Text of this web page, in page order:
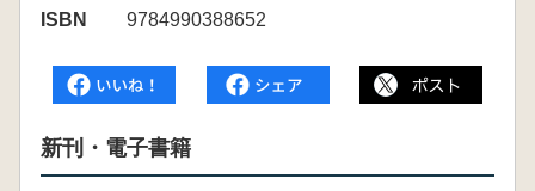
ISBN
9784990388652
新刊・電子書籍